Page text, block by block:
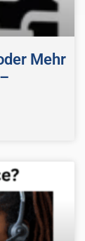
Mehr